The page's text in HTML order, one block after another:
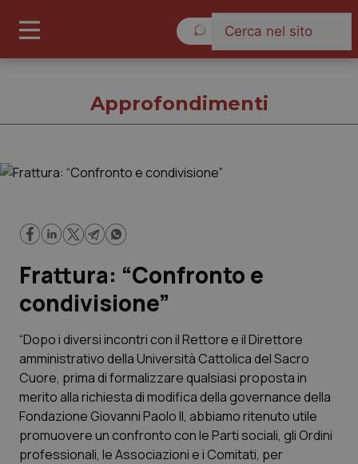
Cronache
Governo e Parlamento
Regioni e Asl
Lavoro e Professioni
Scienza e Farmaci
Studi e Analisi
Approfondimenti
Frattura: “Confronto e
condivisione”
“Dopo i diversi incontri con il Rettore e il Direttore
amministrativo della Università Cattolica del Sacro
Cuore, prima di formalizzare qualsiasi proposta in
merito alla richiesta di modifica della governance della
Fondazione Giovanni Paolo II, abbiamo ritenuto utile
promuovere un confronto con le Parti sociali, gli Ordini
professionali, le Associazioni e i Comitati, per